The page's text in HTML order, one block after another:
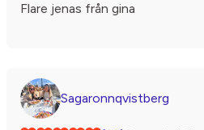
Flare jenas från gina
Sagaronnqvistberg